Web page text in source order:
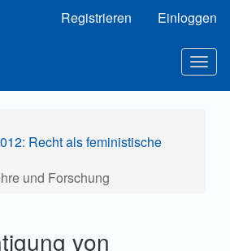
Registrieren Einloggen
Recht als feministische
und Forschung
von